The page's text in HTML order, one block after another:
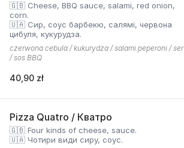
🇬🇧 Cheese, BBQ sauce, salami, red onion,
corn.
🇺🇦 Сир, соус барбекю, салямі, червона
цибуля, кукурудза.
czerwona cebula / kukurydza / salami peperoni / ser
/ sos BBQ
40,90 zł
Pizza Quatro / Кватро
🇬🇧 Four kinds of cheese, sauce.
🇺🇦 Чотири види сиру, соус.